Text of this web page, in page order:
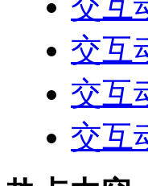
交互
交互
交互